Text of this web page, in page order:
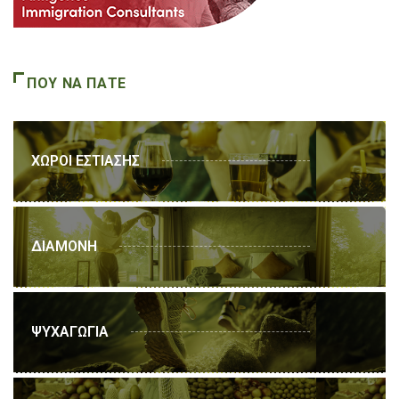
ΠΟΥ ΝΑ ΠΑΤΕ
ΧΩΡΟΙ ΕΣΤΙΑΣΗΣ
ΔΙΑΜΟΝΗ
ΨΥΧΑΓΩΓΙΑ